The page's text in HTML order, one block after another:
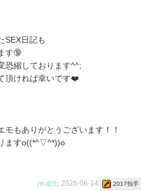
SEX日記も
す🔞
恐縮しております^^;
頂ければ幸いです❤️
もありがとうございます！！
ますo⁠(⁠(⁠*⁠^⁠▽⁠^⁠*⁠)⁠)⁠o
[作成日] 2025-06-14 2017拍手